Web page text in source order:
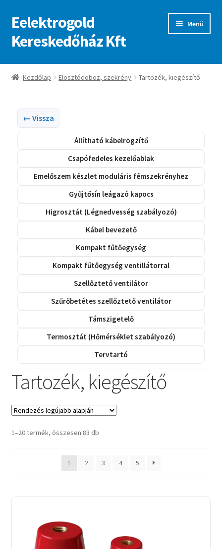
Ugrás
a
navigációhoz
Kilépés
a
tartalomba
Eelektrogold
Kereskedőház Kft
Menü
Kezdőlap
Adatvédelmi irányelvek
Kezdőlap Elosztódoboz, szekrény Tartozék, kiegészítő
← Vissza
Állítható kábelrögzítő
Csapófedeles kezelőablak
Emelőszem készlet moduláris fémszekrényhez
Gyűjtősín leágazó kapocs
Higrosztát (Légnedvesség szabályozó)
Kábel bevezető
Kompakt fűtőegység
Kompakt fűtőegység ventillátorral
Szellőztető ventilátor
Szűrőbetétes szellőztető ventilátor
Támszigetelő
Termosztát (Hőmérséklet szabályozó)
Tervtartó
Tartozék, kiegészítő
1–20 termék, összesen 83 dbSorted
1
2 3 4 5